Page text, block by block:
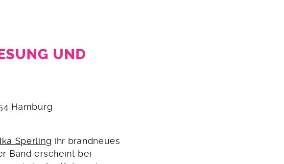
UND G
Hamburg
Ika Sperling ihr brandneues
Band erscheint bei